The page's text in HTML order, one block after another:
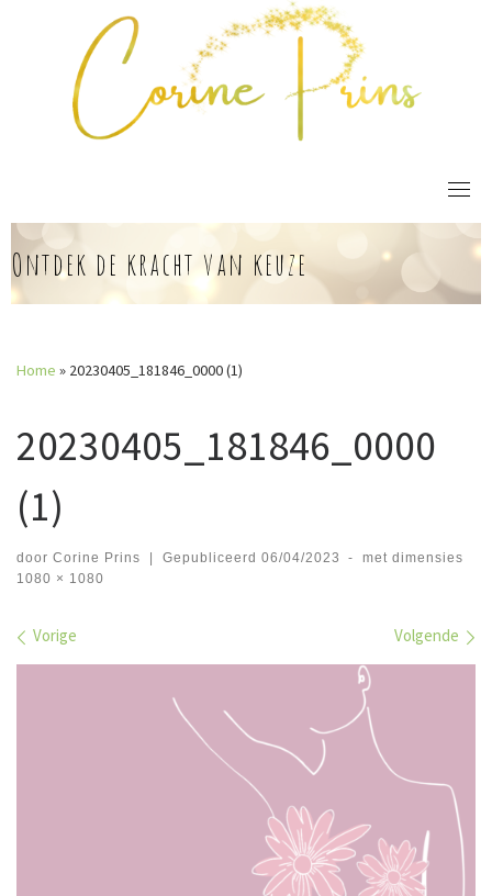
Ontdek de kracht van keuze
Home » 20230405_181846_0000 (1)
20230405_181846_0000
(1)
door Corine Prins Gepubliceerd 06/04/2023 -
met dimensies
1080 × 1080
Afbeeldingen navigatie
Vorige Volgende